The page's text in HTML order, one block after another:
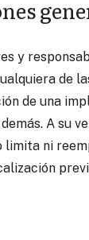
y
de
de una
A su
limita ni